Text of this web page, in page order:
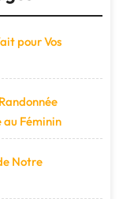
pour Vos
Féminin
Notre